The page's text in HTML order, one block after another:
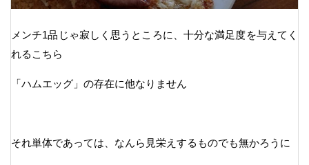
メンチ1品じゃ寂しく思うところに、十分な満足度を与えてく
れるこちら
「ハムエッグ」の存在に他なりません
それ単体であっては、なんら見栄えするものでも無かろうに